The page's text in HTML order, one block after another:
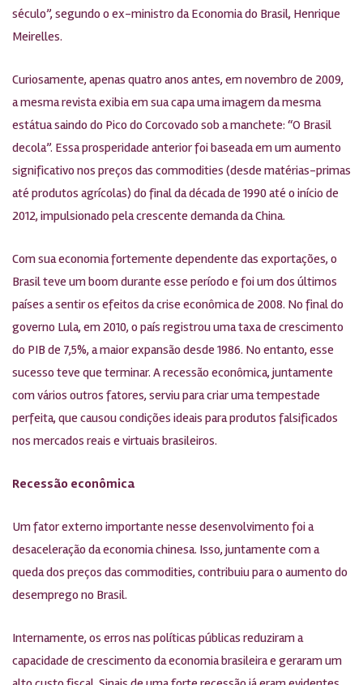
século”, segundo o ex-ministro da Economia do Brasil, Henrique
Meirelles.
Curiosamente, apenas quatro anos antes, em novembro de 2009,
a mesma revista exibia em sua capa uma imagem da mesma
estátua saindo do Pico do Corcovado sob a manchete: “O Brasil
decola”. Essa prosperidade anterior foi baseada em um aumento
significativo nos preços das commodities (desde matérias-primas
até produtos agrícolas) do final da década de 1990 até o início de
2012, impulsionado pela crescente demanda da China.
Com sua economia fortemente dependente das exportações, o
Brasil teve um boom durante esse período e foi um dos últimos
países a sentir os efeitos da crise econômica de 2008. No final do
governo Lula, em 2010, o país registrou uma taxa de crescimento
do PIB de 7,5%, a maior expansão desde 1986. No entanto, esse
sucesso teve que terminar. A recessão econômica, juntamente
com vários outros fatores, serviu para criar uma tempestade
perfeita, que causou condições ideais para produtos falsificados
nos mercados reais e virtuais brasileiros.
Recessão econômica
Um fator externo importante nesse desenvolvimento foi a
desaceleração da economia chinesa. Isso, juntamente com a
queda dos preços das commodities, contribuiu para o aumento do
desemprego no Brasil.
Internamente, os erros nas políticas públicas reduziram a
capacidade de crescimento da economia brasileira e geraram um